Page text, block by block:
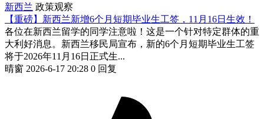
新西兰 政策观察
【重磅】新西兰新增6个月短期毕业生工签，11月16日生效！
各位在新西兰留学的同学注意啦！这是一个针对特定群体的重
大利好消息。新西兰移民局宣布，新的6个月短期毕业生工签
将于2026年11月16日正式生...
晴窗 2026-6-17 20:28 0 回复